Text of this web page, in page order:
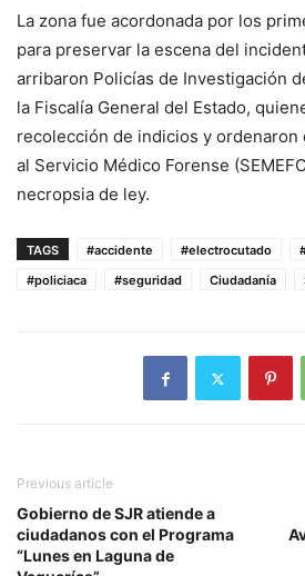
La zona fue acordonada por los
para preservar la escena del
arribaron Policías de Investigación
la Fiscalía General del Estado,
recolección de indicios y ordenaron
al Servicio Médico Forense
necropsia de ley.
TAGS #accidente #electrocutado
#policiaca
#seguridad Ciudadanía
Previous article
Gobierno de SJR atiende a
ciudadanos con el Programa
“Lunes en Laguna de